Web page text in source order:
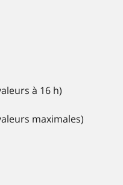
à 16 h)
maximales)